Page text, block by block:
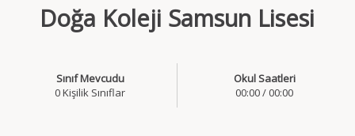
Doğa Koleji Samsun Lisesi
Sınıf Mevcudu
0 Kişilik Sınıflar
Okul Saatleri
00:00 / 00:00